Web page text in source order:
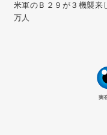
米軍のＢ２９が３機襲来
万人